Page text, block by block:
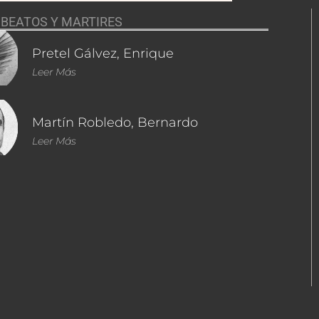
Y MARTIRES
Pretel Gálvez, Enrique
Leer Más
Martín Robledo, Bernardo
Leer Más